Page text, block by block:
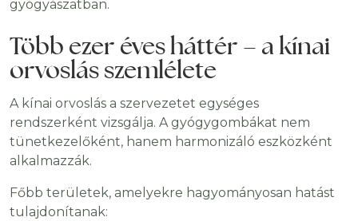
gyógyászatban.
Több ezer éves háttér – a kínai
orvoslás szemlélete
A kínai orvoslás a szervezetet egységes
rendszerként vizsgálja. A gyógygombákat nem
tünetkezelőként, hanem harmonizáló eszközként
alkalmazzák.
Főbb területek, amelyekre hagyományosan hatást
tulajdonítanak: